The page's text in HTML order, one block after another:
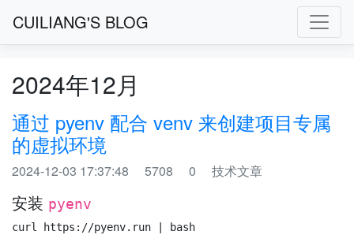
CUILIANG'S BLOG
2024年12月
通过 pyenv 配合 venv 来创建项目专属
的虚拟环境
2024-12-03 17:37:48 5708 0 技术文章
安装 pyenv